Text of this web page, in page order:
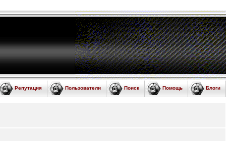
Блоги
Помощь
Поиск
Пользователи
Репутация